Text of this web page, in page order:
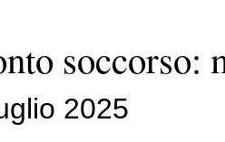
soccorso:
2025